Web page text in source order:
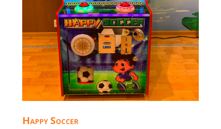
Happy Soccer